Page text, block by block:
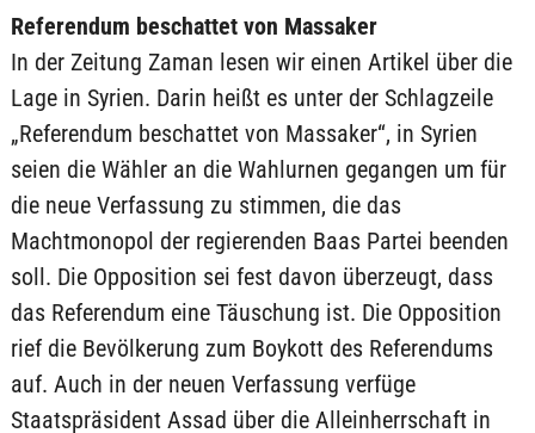
Referendum beschattet von Massaker
In der Zeitung Zaman lesen wir einen Artikel über die
Lage in Syrien. Darin heißt es unter der Schlagzeile
„Referendum beschattet von Massaker“, in Syrien
seien die Wähler an die Wahlurnen gegangen um für
die neue Verfassung zu stimmen, die das
Machtmonopol der regierenden Baas Partei beenden
soll. Die Opposition sei fest davon überzeugt, dass
das Referendum eine Täuschung ist. Die Opposition
rief die Bevölkerung zum Boykott des Referendums
auf. Auch in der neuen Verfassung verfüge
Staatspräsident Assad über die Alleinherrschaft in